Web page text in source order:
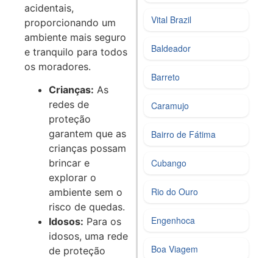
acidentais,
proporcionando um
ambiente mais seguro
e tranquilo para todos
os moradores.
Crianças: As
redes de
proteção
garantem que as
crianças possam
brincar e
explorar o
ambiente sem o
risco de quedas.
Idosos: Para os
idosos, uma rede
de proteção
Vital Brazil
Baldeador
Barreto
Caramujo
Bairro de Fátima
Cubango
Rio do Ouro
Engenhoca
Boa Viagem